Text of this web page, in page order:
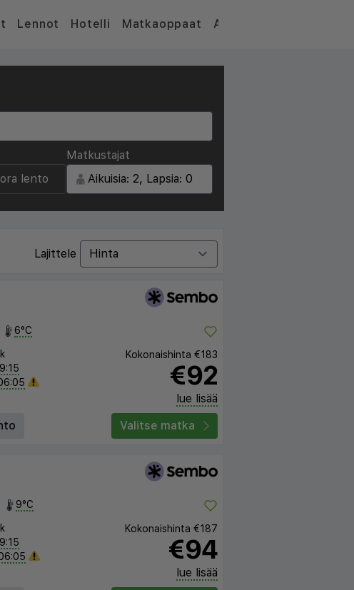
Lennot Hotelli Matkaoppaat Artikkelit
lento
Matkustajat
Lajittele
6°C
Kokonaishinta €183
€92
lue lisää
Valitse matka
9°C
Kokonaishinta €187
€94
lue lisää